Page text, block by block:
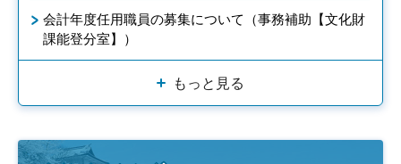
会計年度任用職員の募集について（事務補助【文化財
課能登分室】）
もっと見る